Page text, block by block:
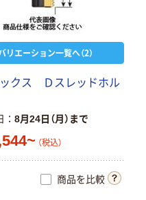
リエーション一覧へ（2）
ック ス Ｄ ス レ ッ ドホル
8月24日（月）まで
（税込）
商品を比較